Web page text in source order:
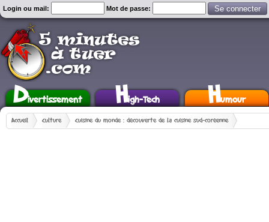
Login ou mail: Mot de passe:
Divertissement High-Tech Humour
Accueil Culture Cuisine du monde : découverte de la cuisine sud-coréenne